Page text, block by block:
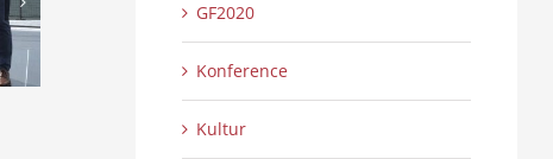
0 Kommentarer
GF2020
Konference
Kultur